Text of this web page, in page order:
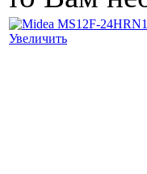
Позвоните, чтобы
уточнить цену
Увеличить